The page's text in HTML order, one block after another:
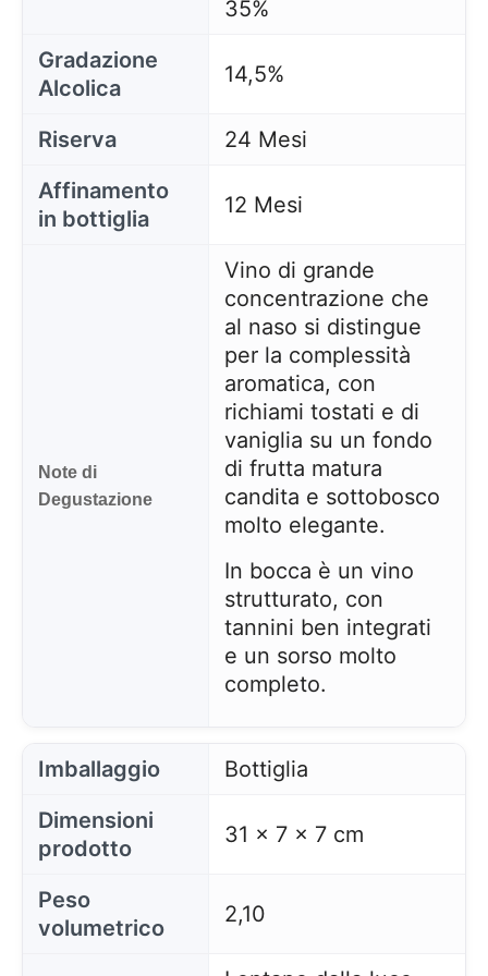
35%
Gradazione
Alcolica
14,5%
Riserva
24 Mesi
Affinamento
in bottiglia
12 Mesi
Note di
Degustazione
Vino di grande
concentrazione che
al naso si distingue
per la complessità
aromatica, con
richiami tostati e di
vaniglia su un fondo
di frutta matura
candita e sottobosco
molto elegante.
In bocca è un vino
strutturato, con
tannini ben integrati
e un sorso molto
completo.
Imballaggio
Bottiglia
Dimensioni
prodotto
31 x 7 x 7 cm
Peso
volumetrico
2,10